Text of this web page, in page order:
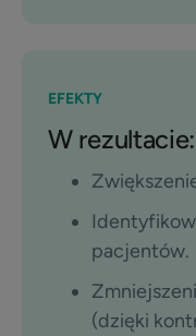
EFEKTY
W rezultacie:
pacjentów.
(dzięki